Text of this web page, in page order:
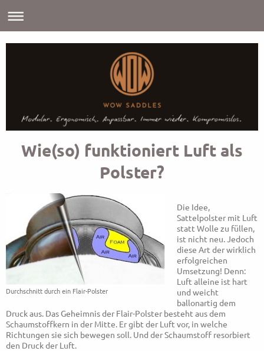
Wie(so) funktioniert Luft als
Polster?
Durchschnitt durch ein Flair-Polster
Die Idee,
Sattelpolster mit Luft
statt Wolle zu füllen,
ist nicht neu. Jedoch
diese Art der wirklich
erfolgreichen
Umsetzung! Denn:
Luft alleine ist hart
und weicht
ballonartig dem
Druck aus. Das Geheimnis der Flair-Polster besteht aus dem
Schaumstoffkern in der Mitte. Er gibt der Luft vor, in welche
Richtungen sie sich bewegen soll. Und der Schaumstoff resorbiert
den Druck der Luft.